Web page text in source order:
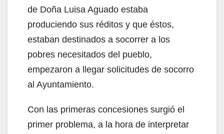
de Doña Luisa Aguado estaba
produciendo sus réditos y que éstos,
estaban destinados a socorrer a los
pobres necesitados del pueblo,
empezaron a llegar solicitudes de socorro
al Ayuntamiento.
Con las primeras concesiones surgió el
primer problema, a la hora de interpretar